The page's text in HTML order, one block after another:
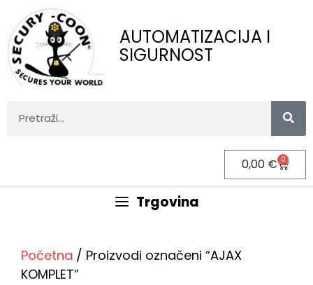
AUTOMATIZACIJA I
SIGURNOST
0,00 € 0
Trgovina
Početna / Proizvodi označeni “AJAX
KOMPLET”